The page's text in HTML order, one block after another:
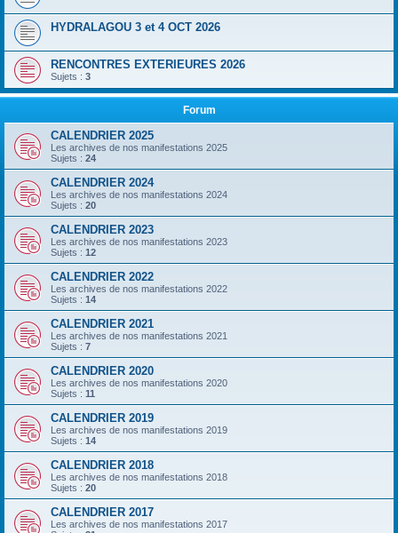
HYDRALAGOU 3 et 4 OCT 2026
RENCONTRES EXTERIEURES 2026
Sujets : 3
Forum
CALENDRIER 2025
Les archives de nos manifestations 2025
Sujets : 24
CALENDRIER 2024
Les archives de nos manifestations 2024
Sujets : 20
CALENDRIER 2023
Les archives de nos manifestations 2023
Sujets : 12
CALENDRIER 2022
Les archives de nos manifestations 2022
Sujets : 14
CALENDRIER 2021
Les archives de nos manifestations 2021
Sujets : 7
CALENDRIER 2020
Les archives de nos manifestations 2020
Sujets : 11
CALENDRIER 2019
Les archives de nos manifestations 2019
Sujets : 14
CALENDRIER 2018
Les archives de nos manifestations 2018
Sujets : 20
CALENDRIER 2017
Les archives de nos manifestations 2017